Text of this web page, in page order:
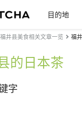
目的地
福井县美食相关文章一览 福
的日本茶
字